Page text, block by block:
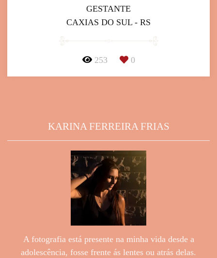
GESTANTE
CAXIAS DO SUL - RS
253 0
KARINA FERREIRA FRIAS
A fotografia está presente na minha vida desde a
adolescência, fosse frente ás lentes ou atrás delas.